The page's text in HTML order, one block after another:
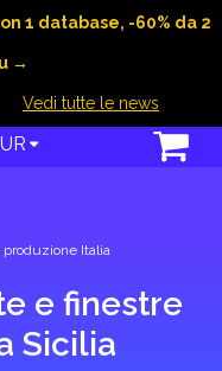
1 database, -60% da 2
→
Vedi tutte le news
Italia
e finestre
Sicilia